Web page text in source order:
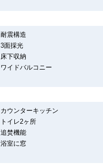
耐震構造
3面採光
床下収納
ワイドバルコニー
カウンターキッチン
トイレ2ヶ所
追焚機能
浴室に窓